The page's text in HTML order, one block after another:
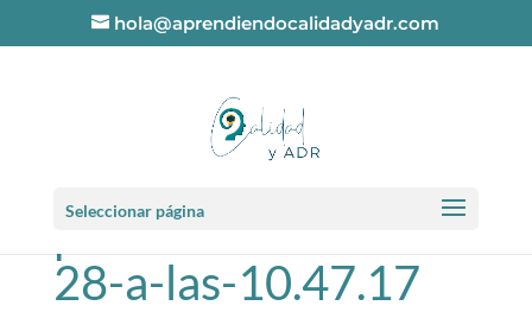
hola@aprendiendocalidadyadr.com
Seleccionar página
pantalla-2021-02-
28-a-las-10.47.17